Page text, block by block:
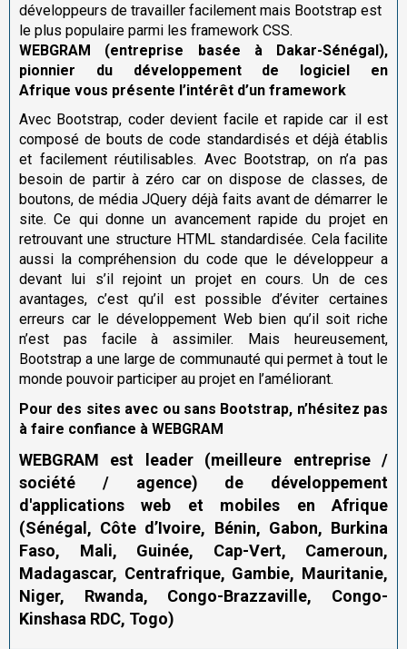
développeurs de travailler facilement mais Bootstrap est
le plus populaire parmi les framework CSS.
WEBGRAM (entreprise basée à Dakar-Sénégal),
pionnier du développement de logiciel en
Afrique vous présente l’intérêt d’un framework
Avec Bootstrap, coder devient facile et rapide car il est
composé de bouts de code standardisés et déjà établis
et facilement réutilisables. Avec Bootstrap, on n’a pas
besoin de partir à zéro car on dispose de classes, de
boutons, de média JQuery déjà faits avant de démarrer le
site. Ce qui donne un avancement rapide du projet en
retrouvant une structure HTML standardisée. Cela facilite
aussi la compréhension du code que le développeur a
devant lui s’il rejoint un projet en cours. Un de ces
avantages, c’est qu’il est possible d’éviter certaines
erreurs car le développement Web bien qu’il soit riche
n’est pas facile à assimiler. Mais heureusement,
Bootstrap a une large de communauté qui permet à tout le
monde pouvoir participer au projet en l’améliorant.
Pour des sites avec ou sans Bootstrap, n’hésitez pas
à faire confiance à WEBGRAM
WEBGRAM est leader (meilleure entreprise /
société / agence) de développement
d'applications web et mobiles en Afrique
(Sénégal, Côte d’Ivoire, Bénin, Gabon, Burkina
Faso, Mali, Guinée, Cap-Vert, Cameroun,
Madagascar, Centrafrique, Gambie, Mauritanie,
Niger, Rwanda, Congo-Brazzaville, Congo-
Kinshasa RDC, Togo)